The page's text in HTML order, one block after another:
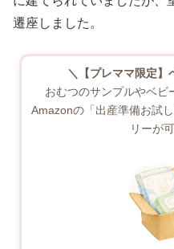
遷座しました。
＼【プレママ限定】
おむつのサンプルやベビ
Amazonの「出産準備お試
リーが